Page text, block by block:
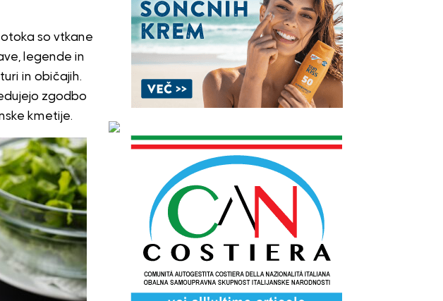
so vtkane
legende in
in običajih.
zgodbo
kmetije.